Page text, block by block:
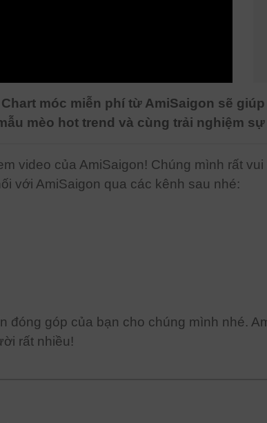
móc miễn phí từ AmiSaigon sẽ
mèo hot trend và cùng trải nghiệm
video của AmiSaigon! Chúng mình rất
với AmiSaigon qua các kênh sau nhé:
góp của bạn cho chúng mình nhé.
rất nhiều!